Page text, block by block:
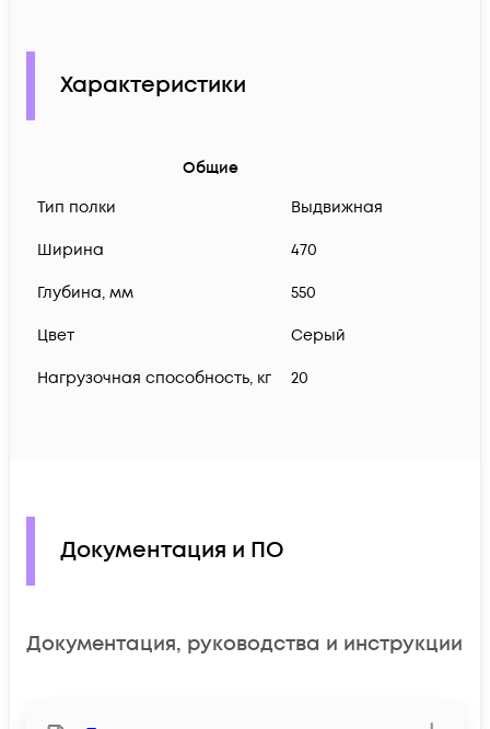
Характеристики
Общие
Тип полки
Выдвижная
Ширина 470
Глубина, мм 550
Цвет Серый
Нагрузочная способность, кг 20
Документация и ПО
Документация, руководства и инструкции